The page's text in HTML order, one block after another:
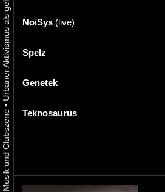
•
NoiSys (live)
Spelz
Genetek
Teknosaurus